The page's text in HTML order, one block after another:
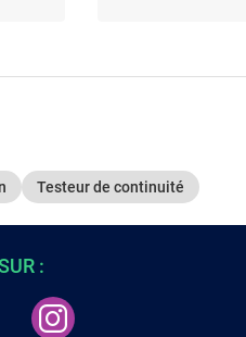
Testeur de continuité
: